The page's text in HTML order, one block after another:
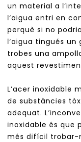
un material a
l’aigua entri en
perquè si no
l’aigua tingués un
trobes una
aquest
L’acer inoxidable
de substàncies
adequat.
inoxidable és que
més difícil trobar-